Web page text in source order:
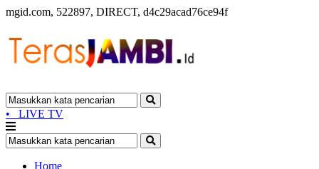
mgid.com, 522897, DIRECT, d4c29acad76ce94f
• LIVE TV
Home